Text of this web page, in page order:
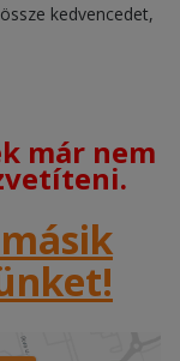
kedvencedet,
már nem